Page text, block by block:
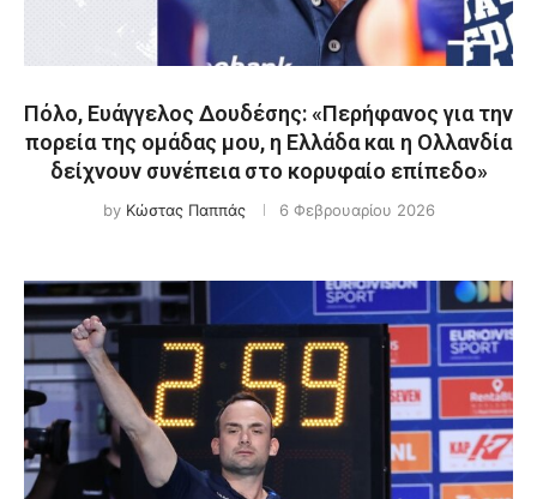
Πόλο, Ευάγγελος Δουδέσης: «Περήφανος για την
πορεία της ομάδας μου, η Ελλάδα και η Ολλανδία
δείχνουν συνέπεια στο κορυφαίο επίπεδο»
by Κώστας Παππάς 6 Φεβρουαρίου 2026